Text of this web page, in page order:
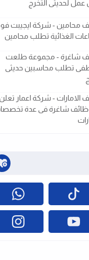
لحديثى التخرج
محامين - شركة ايجيبت
الغذائية تطلب محامين
شاغرة - مجموعة طلعت
تطلب محاسبين حديثى
الامارات - شركة اعمار تعلن
شاغرة فى عدة